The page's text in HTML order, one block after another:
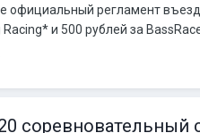
регламент
и 500 рублей за
соревновательный